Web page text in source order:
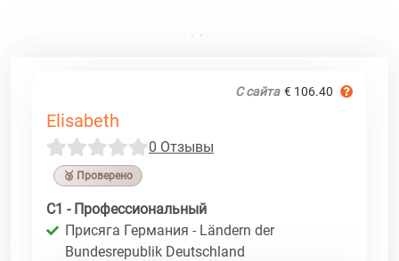
С сайта € 106.40
Elisabeth
0 Отзывы
🥉 Проверено
C1 - Профессиональный
Присяга Германия - Ländern der
Bundesrepublik Deutschland